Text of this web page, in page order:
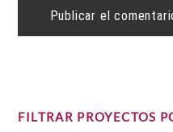
FILTRAR PROYECTOS